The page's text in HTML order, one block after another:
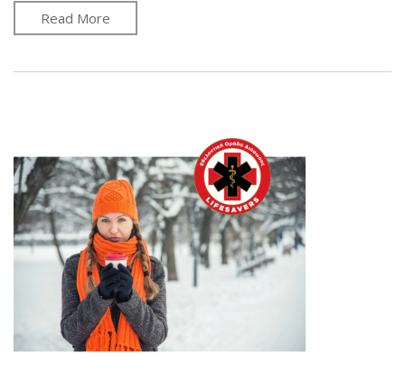
Read More